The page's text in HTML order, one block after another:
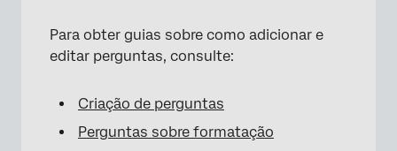
Para obter guias sobre como adicionar e
editar perguntas, consulte:
Criação de perguntas
Perguntas sobre formatação